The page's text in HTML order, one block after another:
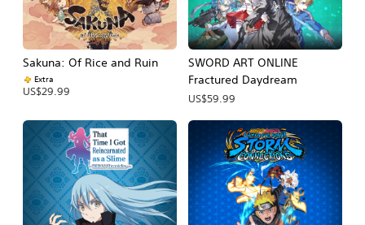
Sakuna: Of Rice and Ruin
Extra
US$29.99
SWORD ART ONLINE
Fractured Daydream
US$59.99